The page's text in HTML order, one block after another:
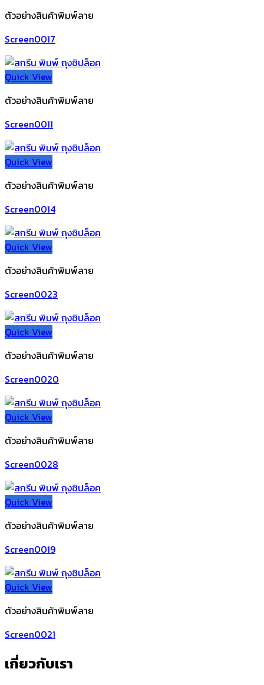
ตัวอย่างสินค้าพิมพ์ลาย
Screen0017
Quick View
ตัวอย่างสินค้าพิมพ์ลาย
Screen0011
Quick View
ตัวอย่างสินค้าพิมพ์ลาย
Screen0014
Quick View
ตัวอย่างสินค้าพิมพ์ลาย
Screen0023
Quick View
ตัวอย่างสินค้าพิมพ์ลาย
Screen0020
Quick View
ตัวอย่างสินค้าพิมพ์ลาย
Screen0028
Quick View
ตัวอย่างสินค้าพิมพ์ลาย
Screen0019
Quick View
ตัวอย่างสินค้าพิมพ์ลาย
Screen0021
เกี่ยวกับเรา